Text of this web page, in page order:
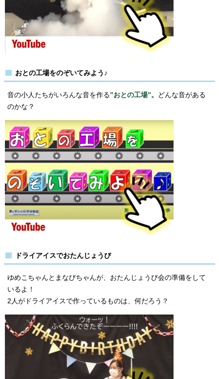
おとの工場をのぞいてみよう♪
音の小人たちがいろんな音を作る”おとの工場”。
どんな音がある
のかな？
ドライアイスでおたんじょうび
ゆめこちゃんとまなびちゃんが、おたんじょうび会の準備をして
いるよ！
2人がドライアイスで作っているものは、何だろう？